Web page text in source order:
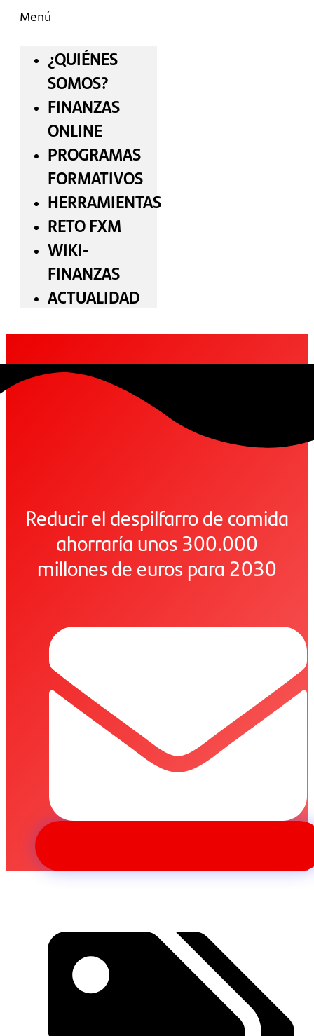
Menú
¿QUIÉNES
SOMOS?
FINANZAS
ONLINE
PROGRAMAS
FORMATIVOS
HERRAMIENTAS
RETO FXM
WIKI-
FINANZAS
ACTUALIDAD
Reducir el despilfarro de comida
ahorraría unos 300.000
millones de euros para 2030